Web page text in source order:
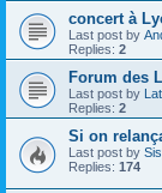
concert à
Last post by
Replies: 2
Forum des
Last post by
Replies: 2
Si on
Last post by
Replies: 174